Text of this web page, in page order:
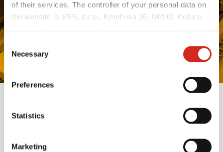
of their services. The controller of your personal data on
the website is VSS, s.r.o., Kmet'ova 26, 040 01 Košice,
Sro, file no.: 51998/V, VAT no.: 2121549375, NIP:
(REGON): (Košice), identification number: 53 915 241,
Consent
Selection
Necessary
Preferences
Statistics
Marketing
Elektrolyticky pozinkované plechy sú pokryté vrstvou zinku
alebo obe strany ocele. Elektrolyticky pozinkované plechy majú